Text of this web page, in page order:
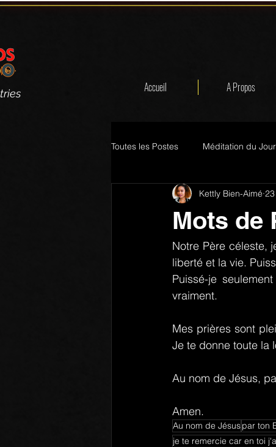
Accueil A Propos
Toutes les Postes Méditation du Jour
Mots de
Kettly Bien-Aimé
Notre Père céleste,
liberté et la vie.
Puissé-je
vraiment.
Mes prières sont
Je te donne toute la
Au nom de Jésus,
Amen.
Au nom de Jésuspar ton
je te remercie car en toi